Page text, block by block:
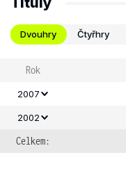
Dvouhry Čtyřhry
Rok
2007
2002
Celkem: